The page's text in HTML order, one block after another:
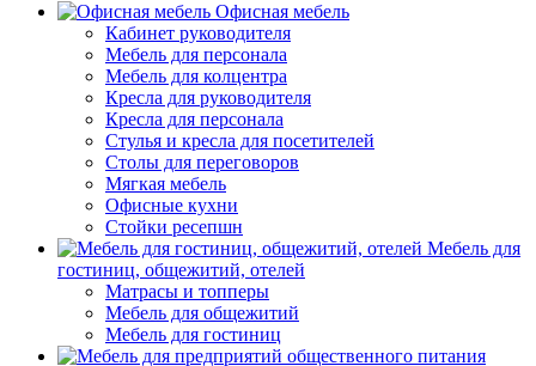
Офисная мебель
Кабинет руководителя
Мебель для персонала
Мебель для колцентра
Кресла для руководителя
Кресла для персонала
Стулья и кресла для посетителей
Столы для переговоров
Мягкая мебель
Офисные кухни
Стойки ресепшн
Мебель для
гостиниц, общежитий, отелей
Матрасы и топперы
Мебель для общежитий
Мебель для гостиниц